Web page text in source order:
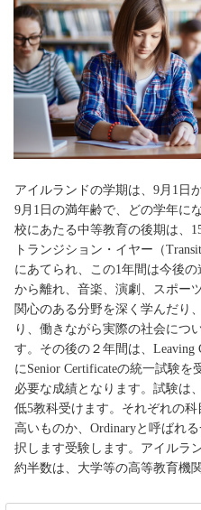
アイルランドの学期は、9月1日
9月1日の満年齢で、どの学年に
校にあたる中等教育の後期は、
トランジション・イヤー（
にあてられ、この1年間は今後
から離れ、音楽、演劇、スポー
関心のある分野を深く学んだり
り、働きながら実際の社会につ
す。その後の２年間は、Leaving
にSenior Certificateの統一試験
必要な成績となります。試験は
低5教科受けます。それぞれの
高いものか、Ordinaryと呼ばれ
択します受験します。アイルラ
約半数は、大学等の高等教育機